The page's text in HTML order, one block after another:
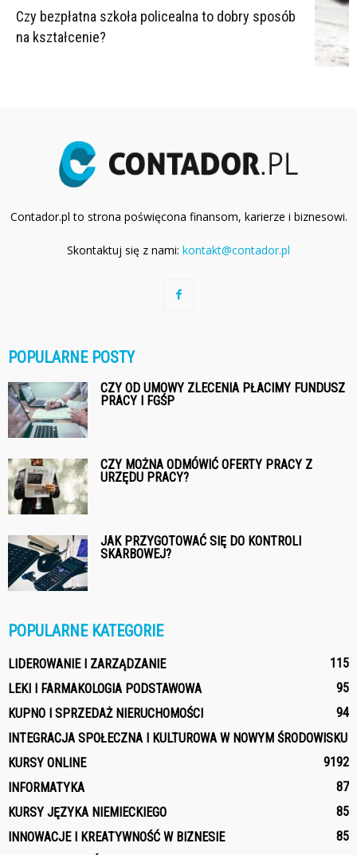
Czy bezpłatna szkoła policealna to dobry sposób
na kształcenie?
Contador.pl to strona poświęcona finansom, karierze i biznesowi.
Skontaktuj się z nami: kontakt@contador.pl
POPULARNE POSTY
CZY OD UMOWY ZLECENIA PŁACIMY FUNDUSZ
PRACY I FGŚP
CZY MOŻNA ODMÓWIĆ OFERTY PRACY Z
URZĘDU PRACY?
JAK PRZYGOTOWAĆ SIĘ DO KONTROLI
SKARBOWEJ?
POPULARNE KATEGORIE
LIDEROWANIE I ZARZĄDZANIE
115
LEKI I FARMAKOLOGIA PODSTAWOWA
95
KUPNO I SPRZEDAŻ NIERUCHOMOŚCI
94
INTEGRACJA SPOŁECZNA I KULTUROWA W NOWYM ŚRODOWISKU
92
KURSY ONLINE
91
INFORMATYKA
87
KURSY JĘZYKA NIEMIECKIEGO
85
INNOWACJE I KREATYWNOŚĆ W BIZNESIE
85